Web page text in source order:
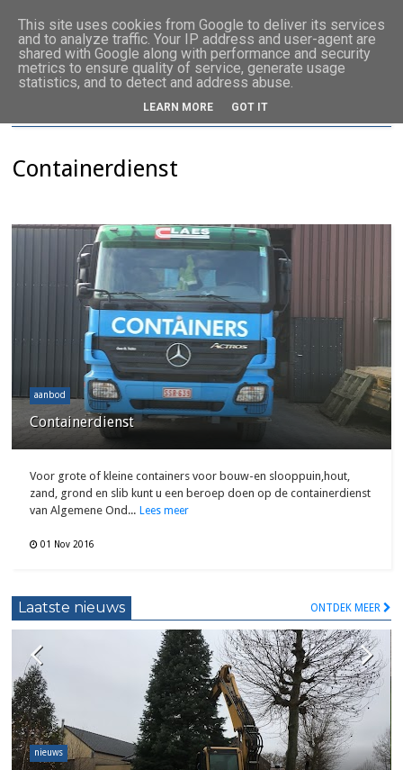
Containerdienst
aanbod
Containerdienst
Voor grote of kleine containers voor bouw-en slooppuin,hout,
zand, grond en slib kunt u een beroep doen op de containerdienst
van Algemene Ond... Lees meer
01 Nov 2016
Laatste nieuws ONTDEK MEER
nieuws
This site uses cookies from Google to deliver its services
and to analyze traffic. Your IP address and user-agent are
shared with Google along with performance and security
metrics to ensure quality of service, generate usage
statistics, and to detect and address abuse.
LEARN MORE GOT IT